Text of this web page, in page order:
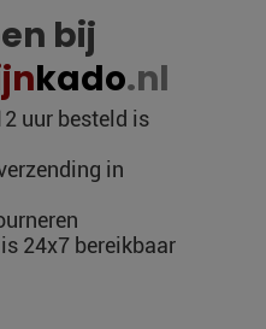
bij
kado.nl
uur besteld is
in
24x7 bereikbaar